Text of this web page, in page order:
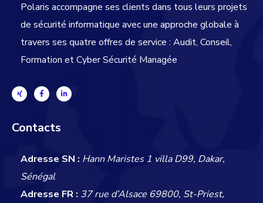
Polaris accompagne ses clients dans tous leurs projets
de sécurité informatique avec une approche globale à
travers ses quatre offres de service : Audit, Conseil,
Formation et Cyber Sécurité Managée
Contacts
Adresse SN : Hann Maristes 1 villa D99, Dakar,
Sénégal
Adresse FR : 37 rue d’Alsace 69800, St-Priest,